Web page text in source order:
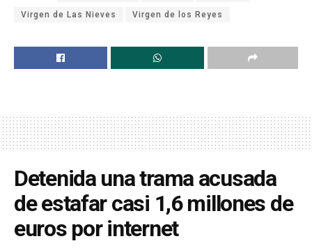
Virgen de Las Nieves Virgen de los Reyes
Detenida una trama acusada
de estafar casi 1,6 millones de
euros por internet